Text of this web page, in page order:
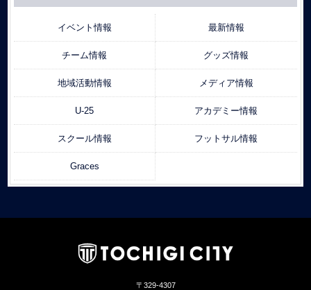
イベント情報 最新情報
チーム情報 グッズ情報
地域活動情報 メディア情報
U-25 アカデミー情報
スクール情報 フットサル情報
Graces
〒329-4307